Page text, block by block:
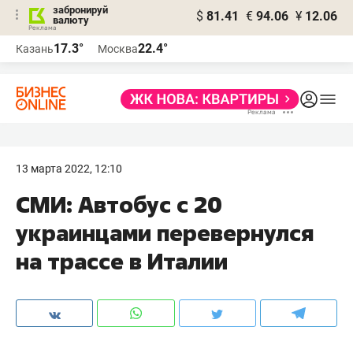
забронируй
валюту
$ 81.41 € 94.06 ¥ 12.06
Казань17.3° Москва22.4°
13 марта 2022, 12:10
СМИ: Автобус с 20
украинцами перевернулся
на трассе в Италии